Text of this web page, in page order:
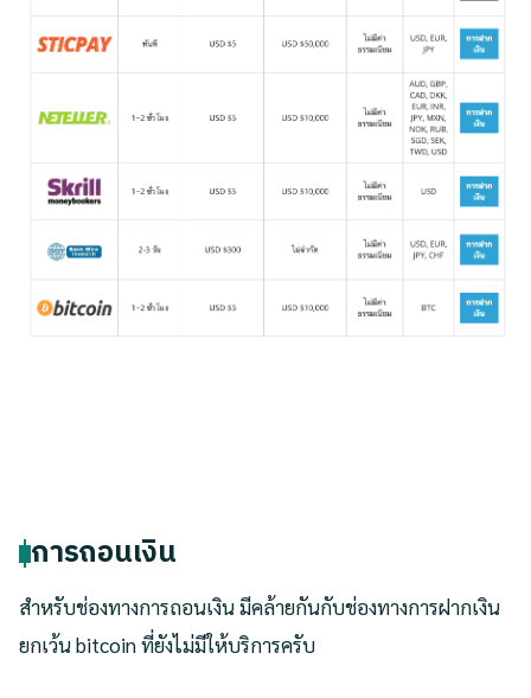
การถอนเงิน
สำหรับช่องทางการถอนเงิน มีคล้ายกันกับช่องทางการฝากเงิน
ยกเว้น bitcoin ที่ยังไม่มีให้บริการครับ